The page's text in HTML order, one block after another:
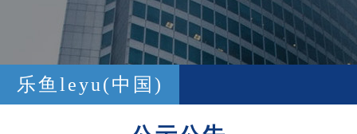
乐鱼leyu(中国)